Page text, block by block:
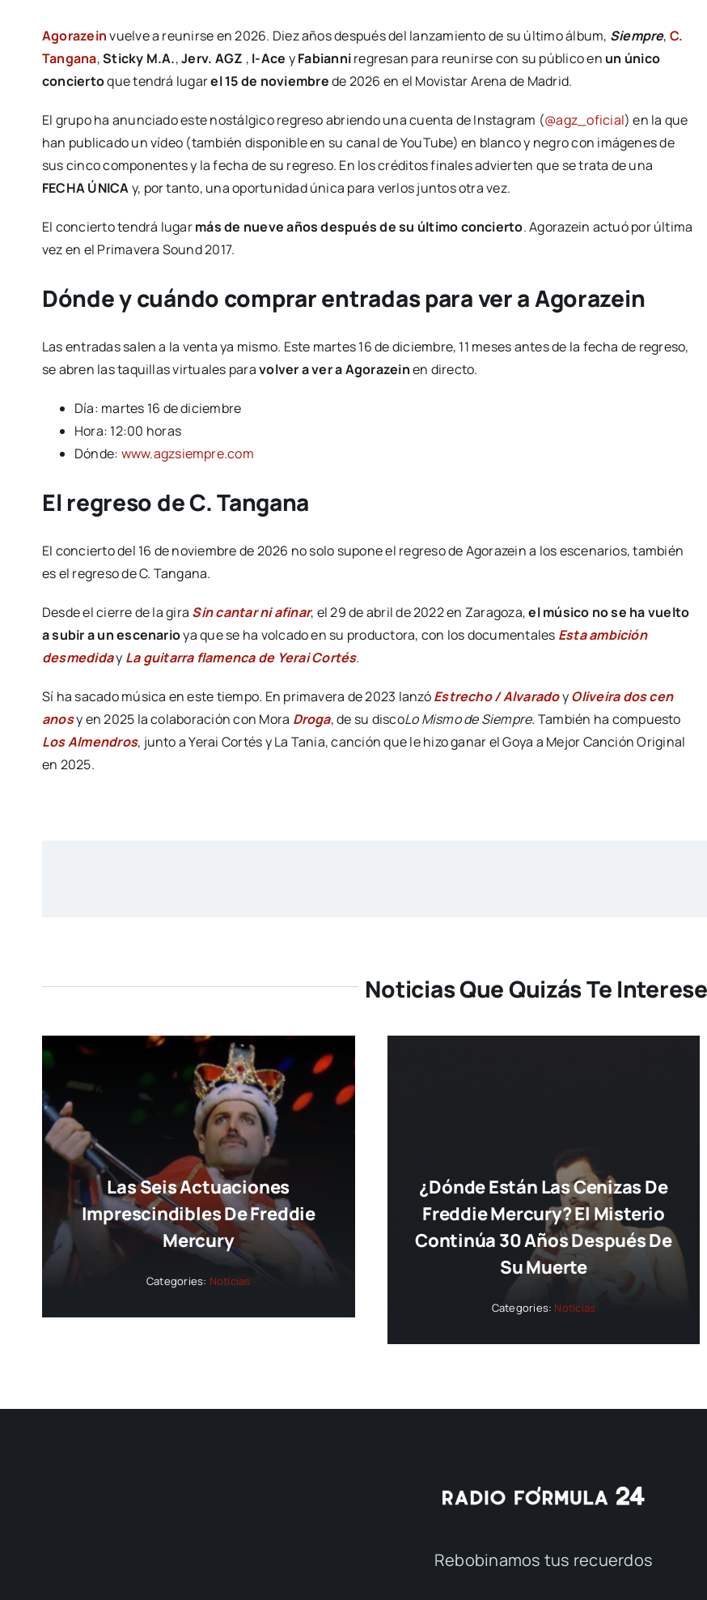
Agorazeinvuelve a reunirse en 2026. Diez años después del lanzamiento de su último álbum, Siempre, C.
Tangana,Sticky M.A.,Jerv. AGZ , I-Ace yFabianniregresan para reunirse con su público en un único
conciertoque tendrá lugarel 15 de noviembrede 2026 en el Movistar Arena de Madrid.
El grupo ha anunciado este nostálgico regreso abriendo una cuenta de Instagram (@agz_oficial) en la que
han publicado un vídeo (también disponible en su canal de YouTube) en blanco y negro con imágenes de
sus cinco componentes y la fecha de su regreso. En los créditos finales advierten que se trata de una
FECHA ÚNICAy, por tanto, una oportunidad única para verlos juntos otra vez.
El concierto tendrá lugarmás de nueve años después de su último concierto. Agorazein actuó por última
vez en el Primavera Sound 2017.
Dónde y cuándo comprar entradas para ver a Agorazein
Las entradas salen a la venta ya mismo. Este martes 16 de diciembre, 11 meses antes de la fecha de regreso,
se abren las taquillas virtuales paravolver a ver a Agorazeinen directo.
Día: martes 16 de diciembre
Hora: 12:00 horas
Dónde: www.agzsiempre.com
El regreso de C. Tangana
El concierto del 16 de noviembre de 2026 no solo supone el regreso de Agorazein a los escenarios, también
es el regreso de C. Tangana.
Desde el cierre de la gira Sin cantar ni afinar, el 29 de abril de 2022 en Zaragoza,el músico no se ha vuelto
a subir a un escenarioya que se ha volcado en su productora, con los documentales Esta ambición
desmediday La guitarra flamenca de Yerai Cortés.
Sí ha sacado música en este tiempo. En primavera de 2023 lanzóEstrecho / AlvaradoyOliveira dos cen
anosy en 2025 la colaboración con Mora Droga, de su discoLo Mismo de Siempre. También ha compuesto
Los Almendros, junto a Yerai Cortés y La Tania, canción que le hizo ganar el Goya a Mejor Canción Original
en 2025.
Noticias Que Quizás Te
Las Seis Actuaciones
Imprescindibles De Freddie
Mercury
Categories: Noticias
¿Dónde Están Las Cenizas De
Freddie Mercury? El Misterio
Continúa 30 Años Después De
Su Muerte
Categories: Noticias
Rebobinamos tus recuerdos